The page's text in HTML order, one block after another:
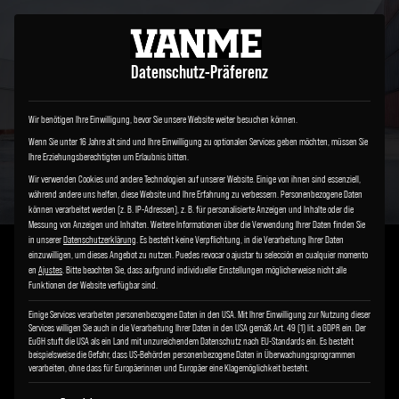
DITAS GALLEY
Mercedes Benz Sprinter
Datenschutz-Präferenz
Wir benötigen Ihre Einwilligung, bevor Sie unsere Website weiter besuchen können.
Wenn Sie unter 16 Jahre alt sind und Ihre Einwilligung zu optionalen Services geben möchten, müssen Sie
Ihre Erziehungsberechtigten um Erlaubnis bitten.
Wir verwenden Cookies und andere Technologien auf unserer Website. Einige von ihnen sind essenziell,
während andere uns helfen, diese Website und Ihre Erfahrung zu verbessern.Personenbezogene Daten
können verarbeitet werden (z. B. IP-Adressen), z. B. für personalisierte Anzeigen und Inhalte oder die
Messung von Anzeigen und Inhalten.Weitere Informationen über die Verwendung Ihrer Daten finden Sie
in unsererDatenschutzerklärung.Es besteht keine Verpflichtung, in die Verarbeitung Ihrer Daten
einzuwilligen, um dieses Angebot zu nutzen.Puedes revocar o ajustar tu selección en cualquier momento
en Ajustes.Bitte beachten Sie, dass aufgrund individueller Einstellungen möglicherweise nicht alle
Funktionen der Website verfügbar sind.
Einige Services verarbeiten personenbezogene Daten in den USA. Mit Ihrer Einwilligung zur Nutzung dieser
Services willigen Sie auch in die Verarbeitung Ihrer Daten in den USA gemäß Art. 49 (1) lit. a GDPR ein. Der
EuGH stuft die USA als ein Land mit unzureichendem Datenschutz nach EU-Standards ein. Es besteht
beispielsweise die Gefahr, dass US-Behörden personenbezogene Daten in Überwachungsprogrammen
verarbeiten, ohne dass für Europäerinnen und Europäer eine Klagemöglichkeit besteht.